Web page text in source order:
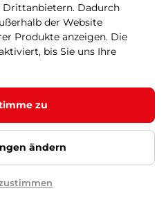
22.06 mit doppelter P/J-
Klapphelm mit
integrierter …
€
Motorradhelm LS2
Advant Solid Matt Black
22.06 mit doppelter P/J-
Drittanbietern. Dadurch
der Website
Produkte anzeigen. Die
bis Sie uns Ihre
zu
ändern